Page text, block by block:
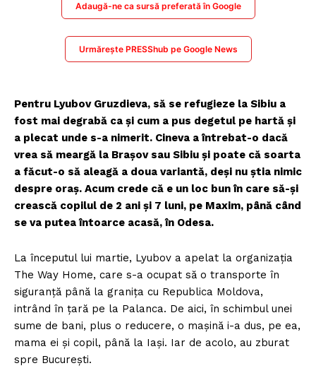
Adaugă-ne ca sursă preferată în Google
Urmărește PRESShub pe Google News
Pentru Lyubov Gruzdieva, să se refugieze la Sibiu a
fost mai degrabă ca și cum a pus degetul pe hartă și
a plecat unde s-a nimerit. Cineva a întrebat-o dacă
vrea să meargă la Brașov sau Sibiu și poate că soarta
a făcut-o să aleagă a doua variantă, deși nu știa nimic
despre oraș. Acum crede că e un loc bun în care să-și
crească copilul de 2 ani și 7 luni, pe Maxim, până când
se va putea întoarce acasă, în Odesa.
La începutul lui martie, Lyubov a apelat la organizația
The Way Home, care s-a ocupat să o transporte în
siguranță până la granița cu Republica Moldova,
intrând în țară pe la Palanca. De aici, în schimbul unei
sume de bani, plus o reducere, o mașină i-a dus, pe ea,
mama ei și copil, până la Iași. Iar de acolo, au zburat
spre București.